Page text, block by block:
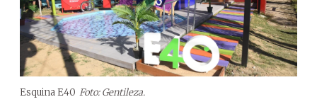
Esquina E40 Foto: Gentileza.